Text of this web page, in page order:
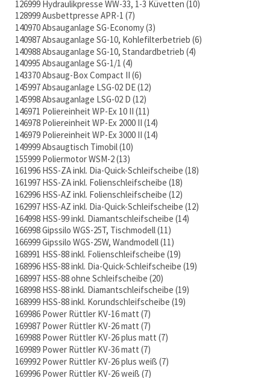
126999 Hydraulikpresse WW-33, 1-3 Küvetten 10
128999 Ausbettpresse APR-1 7
140970 Absauganlage SG-Economy 3
140987 Absauganlage SG-10, Kohlefilterbetrieb 6
140988 Absauganlage SG-10, Standardbetrieb 4
140995 Absauganlage SG-1/1 4
143370 Absaug-Box Compact II 6
145997 Absauganlage LSG-02 DE 12
145998 Absauganlage LSG-02 D 12
146971 Poliereinheit WP-Ex 10 II 11
146978 Poliereinheit WP-Ex 2000 II 14
146979 Poliereinheit WP-Ex 3000 II 14
149999 Absaugtisch Timobil 10
155999 Poliermotor WSM-2 13
161996 HSS-ZA inkl. Dia-Quick-Schleifscheibe 18
161997 HSS-ZA inkl. Folienschleifscheibe 18
162996 HSS-AZ inkl. Folienschleifscheibe 12
162997 HSS-AZ inkl. Dia-Quick-Schleifscheibe 12
164998 HSS-99 inkl. Diamantschleifscheibe 14
166998 Gipssilo WGS-25T, Tischmodell 11
166999 Gipssilo WGS-25W, Wandmodell 11
168991 HSS-88 inkl. Folienschleifscheibe 19
168996 HSS-88 inkl. Dia-Quick-Schleifscheibe 19
168997 HSS-88 ohne Schleifscheibe 20
168998 HSS-88 inkl. Diamantschleifscheibe 19
168999 HSS-88 inkl. Korundschleifscheibe 19
169986 Power Rüttler KV-16 matt 7
169987 Power Rüttler KV-26 matt 7
169988 Power Rüttler KV-26 plus matt 7
169989 Power Rüttler KV-36 matt 7
169992 Power Rüttler KV-26 plus weiß 7
169996 Power Rüttler KV-26 weiß 7